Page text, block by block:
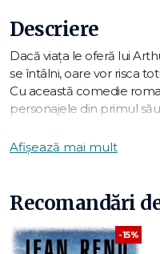
Descriere
Dacă viaţa le oferă lui
se întâlni, oare vor risca
Cu această comedie
personajele din primul
umor...
profesional la Paris,
unde îl aşteaptă prietenul
Lauren, care s a
accidentului, se
Afișează mai mult
Recomandări
-15%